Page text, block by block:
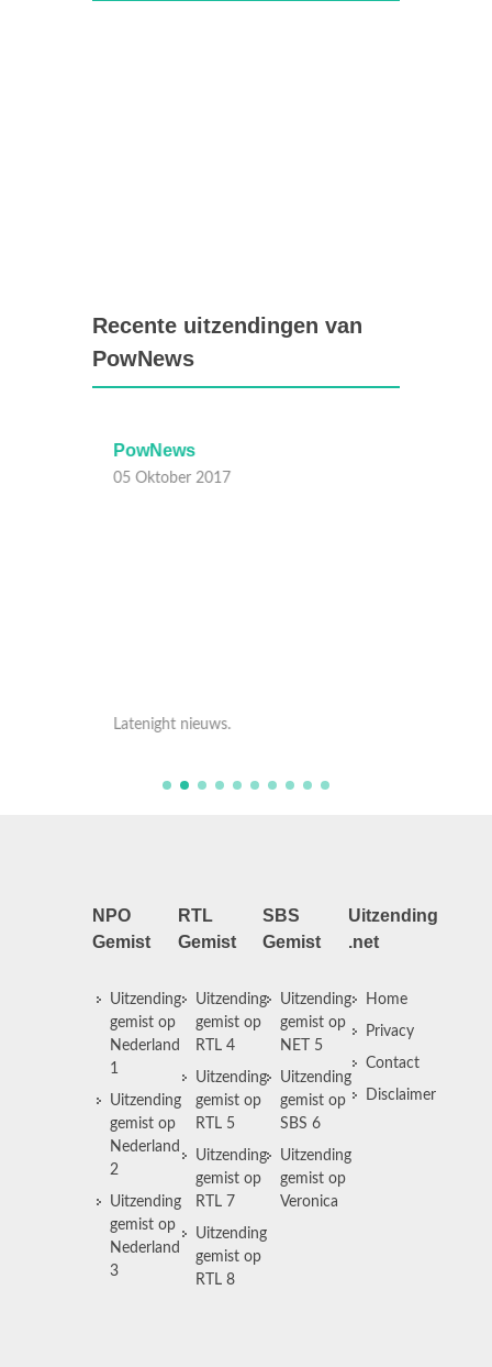
Recente uitzendingen van
PowNews
PowNews
05 Oktober 2017
NPO
Gemist
Uitzending
gemist op
Nederland
1
Uitzending
gemist op
Nederland
2
Uitzending
gemist op
Nederland
3
RTL
Gemist
Uitzending
gemist op
RTL 4
Uitzending
gemist op
RTL 5
Uitzending
gemist op
RTL 7
Uitzending
gemist op
RTL 8
SBS
Gemist
Uitzending
gemist op
NET 5
Uitzending
gemist op
SBS 6
Uitzending
gemist op
Veronica
Uitzending
.net
Home
Privacy
Contact
Disclaimer